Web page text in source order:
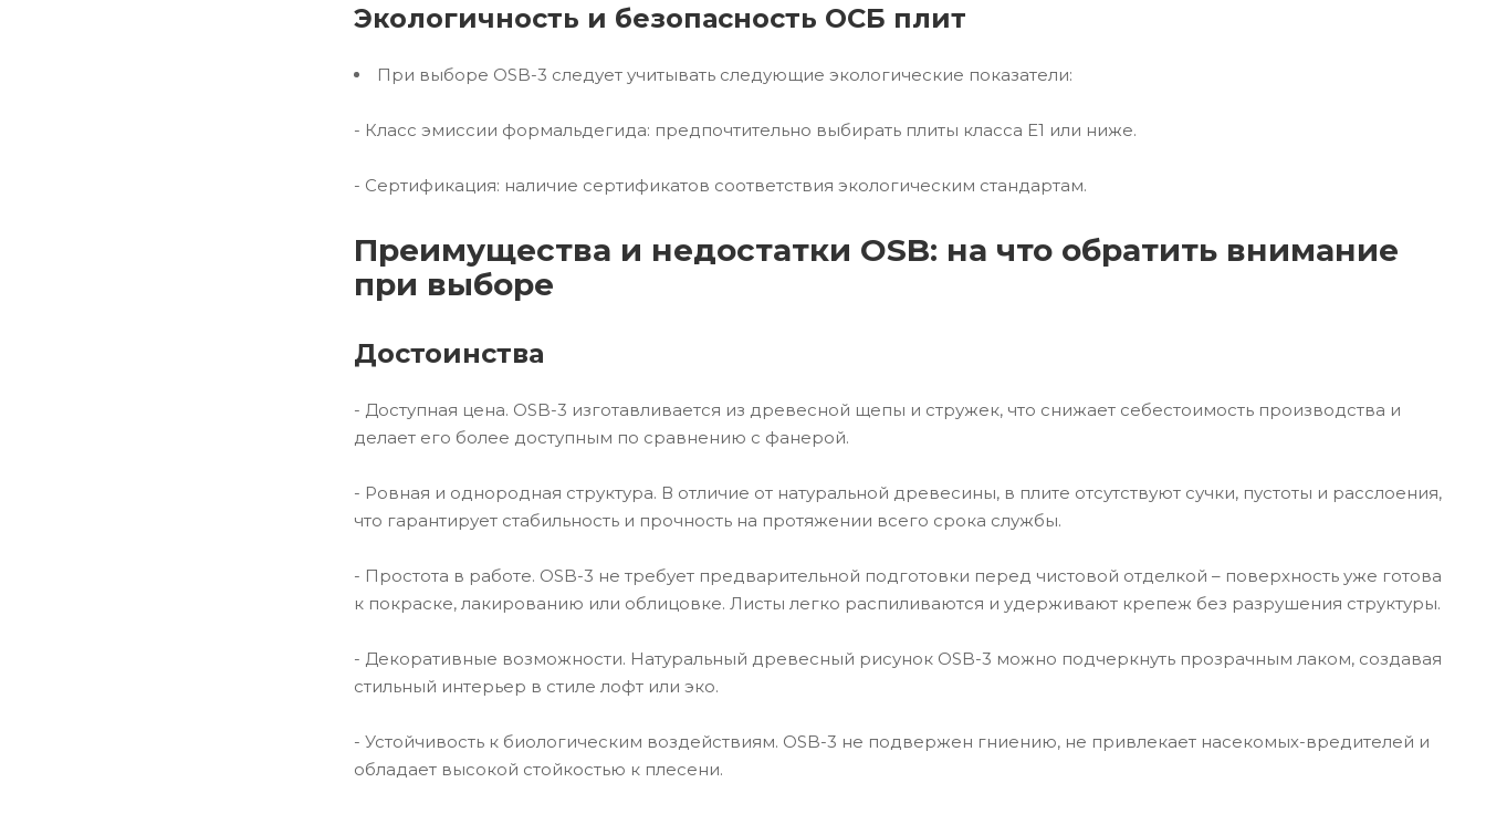
Экологичность и безопасность ОСБ плит
При выборе OSB-3 следует учитывать следующие экологические показатели:
- Класс эмиссии формальдегида: предпочтительно выбирать плиты класса E1 или ниже.
- Сертификация: наличие сертификатов соответствия экологическим стандартам.
Преимущества и недостатки OSB: на что обратить внимание
при выборе
Достоинства
- Доступная цена. OSB-3 изготавливается из древесной щепы и стружек, что снижает себестоимость производства и
делает его более доступным по сравнению с фанерой.
- Ровная и однородная структура. В отличие от натуральной древесины, в плите отсутствуют сучки, пустоты и расслоения,
что гарантирует стабильность и прочность на протяжении всего срока службы.
- Простота в работе. OSB-3 не требует предварительной подготовки перед чистовой отделкой – поверхность уже готова
к покраске, лакированию или облицовке. Листы легко распиливаются и удерживают крепеж без разрушения структуры.
- Декоративные возможности. Натуральный древесный рисунок OSB-3 можно подчеркнуть прозрачным лаком, создавая
стильный интерьер в стиле лофт или эко.
- Устойчивость к биологическим воздействиям. OSB-3 не подвержен гниению, не привлекает насекомых-вредителей и
обладает высокой стойкостью к плесени.